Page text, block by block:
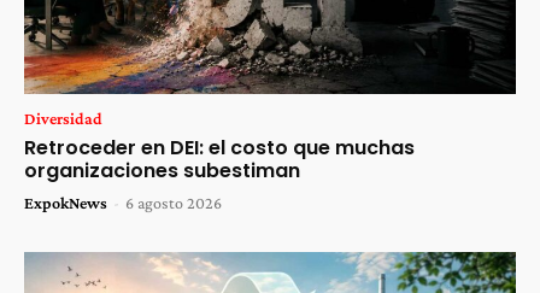
Diversidad
Retroceder en DEI: el costo que muchas
organizaciones subestiman
ExpokNews - 6 agosto 2026